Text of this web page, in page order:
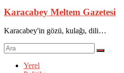
Karacabey Meltem Gazetesi
Karacabey'in gözü, kulağı, dili…
Yerel